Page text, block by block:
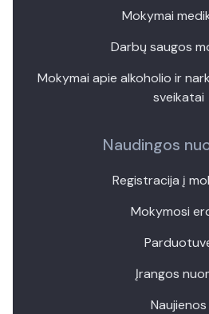
Mokymai
Darbų saugos
Mokymai apie alkoholio ir
sveikatai
Naudingos
Registracija į
Mokymosi
Įrangos
Naujienos